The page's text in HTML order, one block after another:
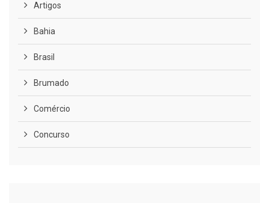
Artigos
Bahia
Brasil
Brumado
Comércio
Concurso